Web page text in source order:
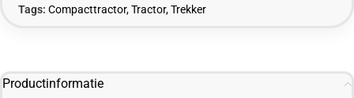
Tags: Compacttractor,Tractor,Trekker
Productinformatie